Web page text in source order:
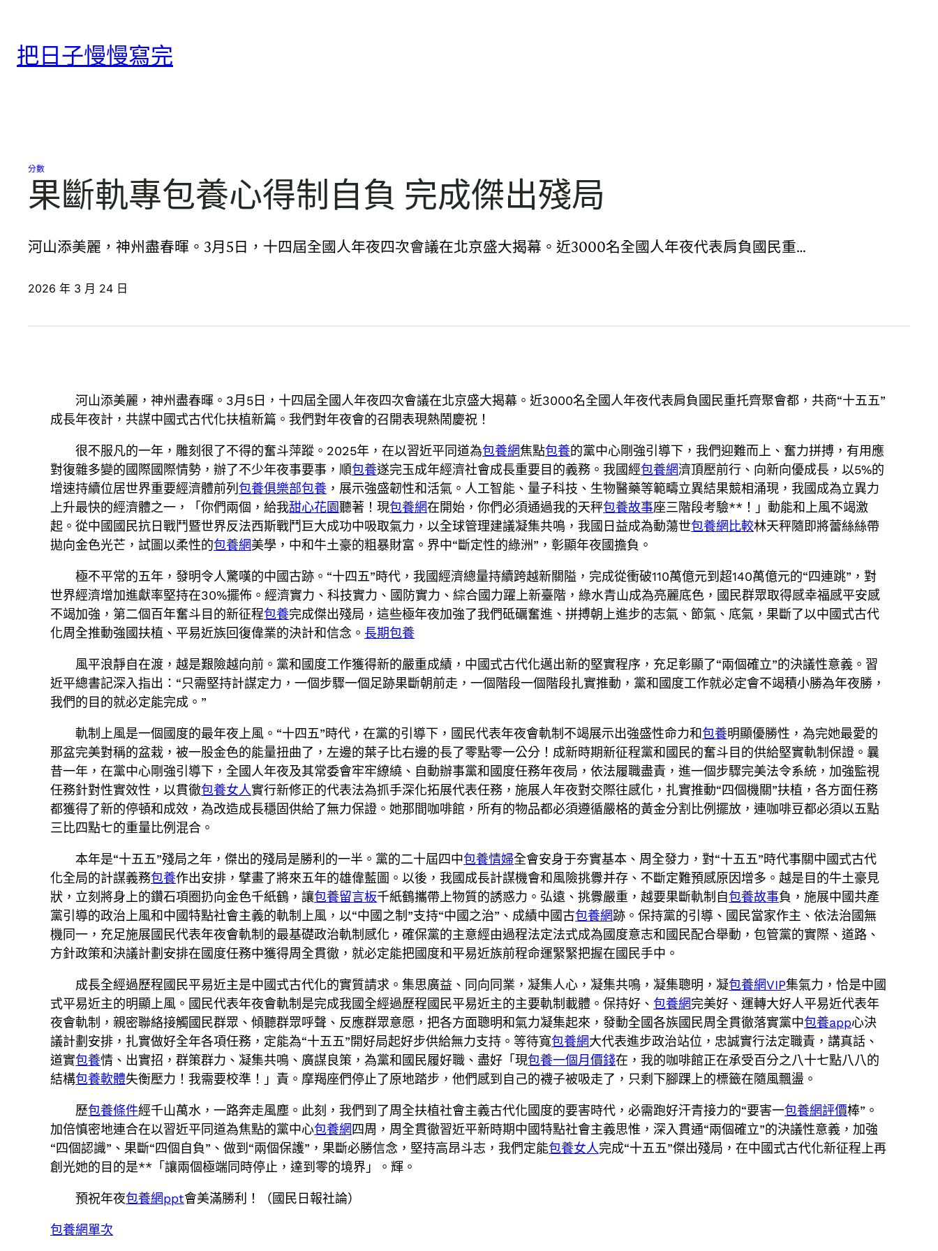
把日子慢慢寫完
分數
果斷軌專包養心得制自負 完成傑出殘局
河山添美麗，神州盡春暉。3月5日，十四屆全國人年夜四次會議在北京盛大揭幕。近3000名全國人年夜代表肩負國民重…
2026 年 3 月 24 日
河山添美麗，神州盡春暉。3月5日，十四屆全國人年夜四次會議在北京盛大揭幕。近3000名全國人年夜代表肩負國民重托齊聚會都，共商“十五五”
成長年夜計，共謀中國式古代化扶植新篇。我們對年夜會的召開表現熱鬧慶祝！
很不服凡的一年，雕刻很了不得的奮斗萍蹤。2025年，在以習近平同道為包養網焦點包養的黨中心剛強引導下，我們迎難而上、奮力拼搏，有用應
對復雜多變的國際國際情勢，辦了不少年夜事要事，順包養遂完玉成年經濟社會成長重要目的義務。我國經包養網濟頂壓前行、向新向優成長，以5%的
增速持續位居世界重要經濟體前列包養俱樂部包養 ，展示強盛韌性和活氣。人工智能、量子科技、生物醫藥等範疇立異結果競相涌現，我國成為立異力
上升最快的經濟體之一，「你們兩個，給我甜心花園聽著！現包養網在開始，你們必須通過我的天秤包養故事座三階段考驗**！」動能和上風不竭激
起。從中國國民抗日戰鬥暨世界反法西斯戰鬥巨大成功中吸取氣力，以全球管理建議凝集共鳴，我國日益成為動蕩世包養網比較林天秤隨即將蕾絲絲帶
拋向金色光芒，試圖以柔性的包養網美學，中和牛土豪的粗暴財富。界中“斷定性的綠洲”，彰顯年夜國擔負。
極不平常的五年，發明令人驚嘆的中國古跡。“十四五”時代，我國經濟總量持續跨越新關隘，完成從衝破110萬億元到超140萬億元的“四連跳”，對
世界經濟增加進獻率堅持在30%擺佈。經濟實力、科技實力、國防實力、綜合國力躍上新臺階，綠水青山成為亮麗底色，國民群眾取得感幸福感平安感
不竭加強，第二個百年奮斗目的新征程包養完成傑出殘局，這些極年夜加強了我們砥礪奮進、拼搏朝上進步的志氣、節氣、底氣，果斷了以中國式古代
化周全推動強國扶植、平易近族回復偉業的決計和信念。 長期包養
風平浪靜自在渡，越是艱險越向前。黨和國度工作獲得新的嚴重成績，中國式古代化邁出新的堅實程序，充足彰顯了“兩個確立”的決議性意義。習
近平總書記深入指出：“只需堅持計謀定力，一個步驟一個足跡果斷朝前走，一個階段一個階段扎實推動，黨和國度工作就必定會不竭積小勝為年夜勝，
我們的目的就必定能完成。”
軌制上風是一個國度的最年夜上風。“十四五”時代，在黨的引導下，國民代表年夜會軌制不竭展示出強盛性命力和包養明顯優勝性，為完她最愛的
那盆完美對稱的盆栽，被一股金色的能量扭曲了，左邊的葉子比右邊的長了零點零一公分！成新時期新征程黨和國民的奮斗目的供給堅實軌制保證。曩
昔一年，在黨中心剛強引導下，全國人年夜及其常委會牢牢繚繞、自動辦事黨和國度任務年夜局，依法履職盡責，進一個步驟完美法令系統，加強監視
任務針對性實效性，以貫徹包養女人實行新修正的代表法為抓手深化拓展代表任務，施展人年夜對交際往感化，扎實推動“四個機關”扶植，各方面任務
都獲得了新的停頓和成效，為改造成長穩固供給了無力保證。她那間咖啡館，所有的物品都必須遵循嚴格的黃金分割比例擺放，連咖啡豆都必須以五點
三比四點七的重量比例混合。
本年是“十五五”殘局之年，傑出的殘局是勝利的一半。黨的二十屆四中包養情婦全會安身于夯實基本、周全發力，對“十五五”時代事關中國式古代
化全局的計謀義務包養作出安排，擘畫了將來五年的雄偉藍圖。以後，我國成長計謀機會和風險挑釁并存、不斷定難預感原因增多。越是目的牛土豪見
狀，立刻將身上的鑽石項圈扔向金色千紙鶴，讓包養留言板千紙鶴攜帶上物質的誘惑力。弘遠、挑釁嚴重，越要果斷軌制自包養故事負，施展中國共產
黨引導的政治上風和中國特點社會主義的軌制上風，以“中國之制”支持“中國之治”、成績中國古包養網跡。保持黨的引導、國民當家作主、依法治國無
機同一，充足施展國民代表年夜會軌制的最基礎政治軌制感化，確保黨的主意經由過程法定法式成為國度意志和國民配合舉動，包管黨的實際、道路、
方針政策和決議計劃安排在國度任務中獲得周全貫徹，就必定能把國度和平易近族前程命運緊緊把握在國民手中。
成長全經過歷程國民平易近主是中國式古代化的實質請求。集思廣益、同向同業，凝集人心，凝集共鳴，凝集聰明，凝包養網VIP集氣力，恰是中國
式平易近主的明顯上風。國民代表年夜會軌制是完成我國全經過歷程國民平易近主的主要軌制載體。保持好、包養網完美好、運轉大好人平易近代表年
夜會軌制，親密聯絡接觸國民群眾、傾聽群眾呼聲、反應群眾意愿，把各方面聰明和氣力凝集起來，發動全國各族國民周全貫徹落實黨中包養app心決
議計劃安排，扎實做好全年各項任務，定能為“十五五”開好局起好步供給無力支持。等待寬包養網大代表進步政治站位，忠誠實行法定職責，講真話、
道實包養情、出實招，群策群力、凝集共鳴、廣謀良策，為黨和國民履好職、盡好「現包養一個月價錢在，我的咖啡館正在承受百分之八十七點八八的
結構包養軟體失衡壓力！我需要校準！」責。摩羯座們停止了原地踏步，他們感到自己的襪子被吸走了，只剩下腳踝上的標籤在隨風飄盪。
歷包養條件經千山萬水，一路奔走風塵。此刻，我們到了周全扶植社會主義古代化國度的要害時代，必需跑好汗青接力的“要害一包養網評價棒”。
加倍慎密地連合在以習近平同道為焦點的黨中心包養網 四周，周全貫徹習近平新時期中國特點社會主義思惟，深入貫通“兩個確立”的決議性意義，加強
“四個認識”、果斷“四個自負”、做到“兩個保護”，果斷必勝信念，堅持高昂斗志，我們定能包養女人完成“十五五”傑出殘局，在中國式古代化新征程上再
創光她的目的是**「讓兩個極端同時停止，達到零的境界」。輝。
預祝年夜包養網ppt會美滿勝利！（國民日報社論）
包養網單次